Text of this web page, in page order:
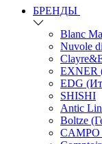
БРЕНДЫ
Blanc
Nuvole
EXNER
EDG
SHISHI
Antic
Boltze
CAMPO